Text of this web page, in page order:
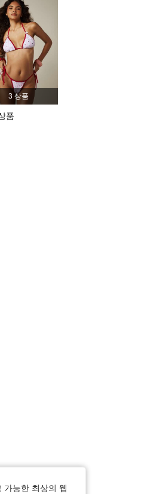
4.88
4.88
4.88 19K
4.88
3 상품
품
가능한 최상의 웹